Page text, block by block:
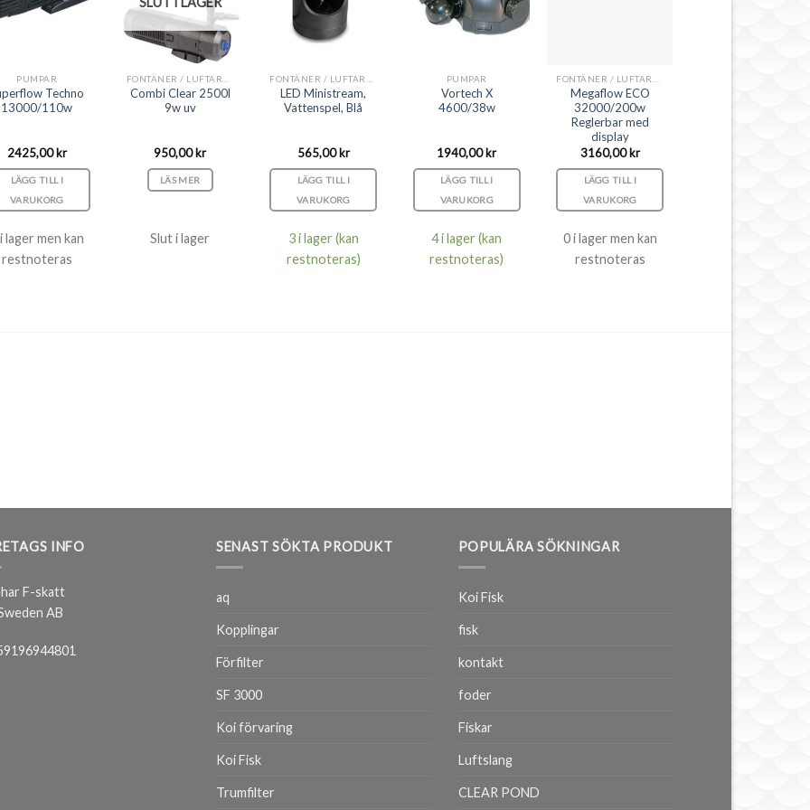
PUMPAR
Techno
13000/110w
2425,00kr
LÄGG TILL I
VARUKORG
lager men kan
restnoteras
Combi Clear 2500l
9w uv
950,00kr
LÄS MER
Slut i lager
LED Ministream,
Vattenspel, Blå
565,00kr
LÄGG TILL I
VARUKORG
3 i lager (kan
restnoteras)
PUMPAR
Vortech X
4600/38w
1940,00kr
LÄGG TILL I
VARUKORG
4 i lager (kan
restnoteras)
Megaflow ECO
32000/200w
Reglerbar med
display
3160,00kr
LÄGG TILL I
VARUKORG
0 i lager men kan
restnoteras
INFO
F-skatt
AB
SENAST SÖKTA PRODUKT
aq
Kopplingar
Förfilter
SF 3000
Koi förvaring
Koi Fisk
Trumfilter
POPULÄRA SÖKNINGAR
Koi Fisk
fisk
kontakt
foder
Fiskar
Luftslang
CLEAR POND